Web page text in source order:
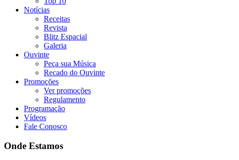
Notícias
Receitas
Revista
Blitz Espacial
Galeria
Ouvinte
Peça sua Música
Recado do Ouvinte
Promoções
Ver promoções
Regulamento
Programação
Vídeos
Fale Conosco
Onde Estamos